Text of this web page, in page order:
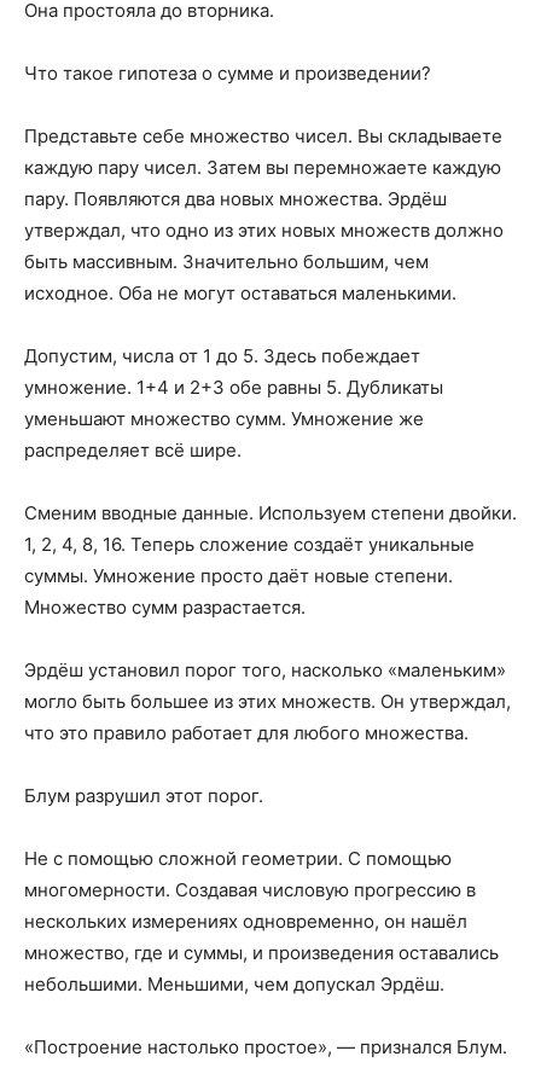
Она простояла до вторника.
Что такое гипотеза о сумме и произведении?
Представьте себе множество чисел. Вы складываете
каждую пару чисел. Затем вы перемножаете каждую
пару. Появляются два новых множества. Эрдёш
утверждал, что одно из этих новых множеств должно
быть массивным. Значительно большим, чем
исходное. Оба не могут оставаться маленькими.
Допустим, числа от 1 до 5. Здесь побеждает
умножение. 1+4 и 2+3 обе равны 5. Дубликаты
уменьшают множество сумм. Умножение же
распределяет всё шире.
Сменим вводные данные. Используем степени двойки.
1, 2, 4, 8, 16. Теперь сложение создаёт уникальные
суммы. Умножение просто даёт новые степени.
Множество сумм разрастается.
Эрдёш установил порог того, насколько «маленьким»
могло быть большее из этих множеств. Он утверждал,
что это правило работает для любого множества.
Блум разрушил этот порог.
Не с помощью сложной геометрии. С помощью
многомерности. Создавая числовую прогрессию в
нескольких измерениях одновременно, он нашёл
множество, где и суммы, и произведения оставались
небольшими. Меньшими, чем допускал Эрдёш.
«Построение настолько простое», — признался Блум.